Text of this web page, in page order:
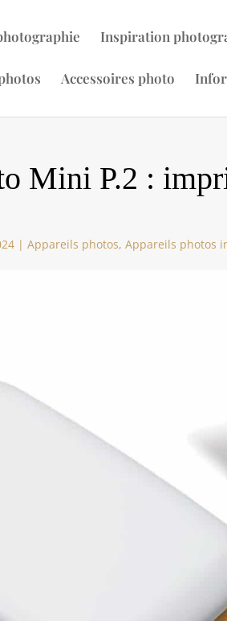
Inspiration
Accessoires photo
Mini P.2 :
|Appareils photos,Appareils photos